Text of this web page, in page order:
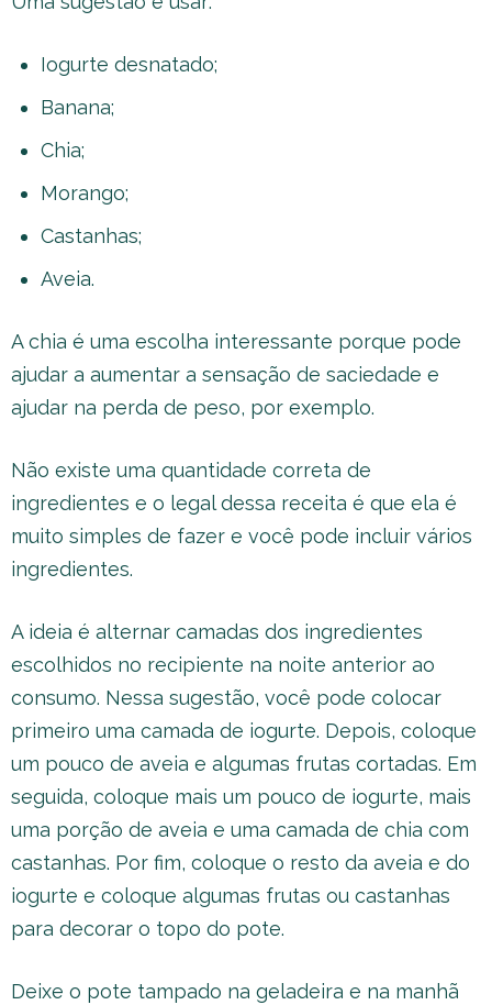
Iogurte desnatado;
Banana;
Chia;
Morango;
Castanhas;
Aveia.
A chia é uma escolha interessante porque pode
ajudar a aumentar a sensação de saciedade e
ajudar na perda de peso, por exemplo.
Não existe uma quantidade correta de
ingredientes e o legal dessa receita é que ela é
muito simples de fazer e você pode incluir vários
ingredientes.
A ideia é alternar camadas dos ingredientes
escolhidos no recipiente na noite anterior ao
consumo. Nessa sugestão, você pode colocar
primeiro uma camada de iogurte. Depois, coloque
um pouco de aveia e algumas frutas cortadas. Em
seguida, coloque mais um pouco de iogurte, mais
uma porção de aveia e uma camada de chia com
castanhas. Por fim, coloque o resto da aveia e do
iogurte e coloque algumas frutas ou castanhas
para decorar o topo do pote.
Deixe o pote tampado na geladeira e na manhã